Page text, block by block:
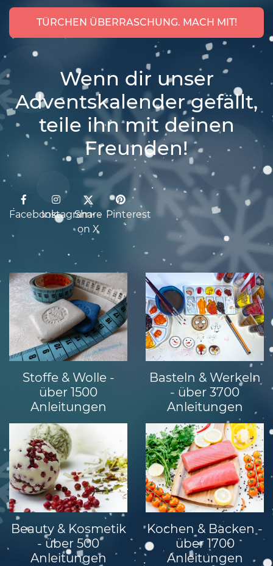
•
•
•
•
•
•
TÜRCHEN ÜBERRASCHUNG. MACH MIT!
Wenn dir unser
Adventskalender gefällt,
teile ihn mit deinen
Freunden!
FacebookInstagram
Share
on X
Pinterest
Stoffe & Wolle -
über 1500
Anleitungen
Basteln & Werkeln
- über 3700
Anleitungen
Beauty & Kosmetik
- über 500
Anleitungen
Kochen & Backen -
über 1700
Anleitungen